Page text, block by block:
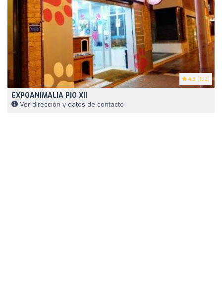
4.3 (102)
EXPOANIMALIA PIO XII
Ver dirección y datos de contacto